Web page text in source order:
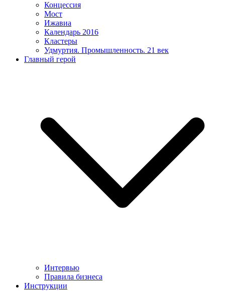
Концессия
Мост
Ижавиа
Календарь 2016
Кластеры
Удмуртия. Промышленность. 21 век
Главный герой
Интервью
Правила бизнеса
Инструкции